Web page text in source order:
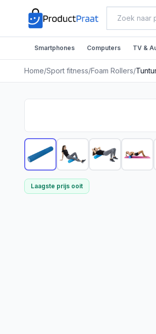
Smartphones Computers TV &
Home/Sport fitness/Foam Rollers/
Laagste prijs ooit